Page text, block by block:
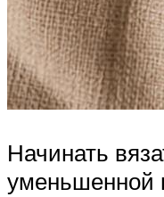
Начинать
уменьшенной